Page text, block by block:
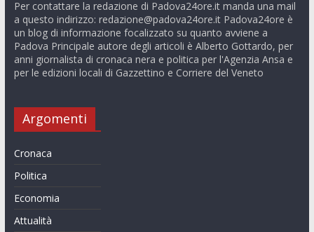
Per contattare la redazione di Padova24ore.it manda una mail
a questo indirizzo: redazione@padova24ore.itPadova24ore è
un blog di informazione focalizzato su quanto avviene a
Padova Principale autore degli articoli è Alberto Gottardo, per
anni giornalista di cronaca nera e politica per l'Agenzia Ansa e
per le edizioni locali di Gazzettino e Corriere del Veneto
Argomenti
Cronaca
Politica
Economia
Attualità